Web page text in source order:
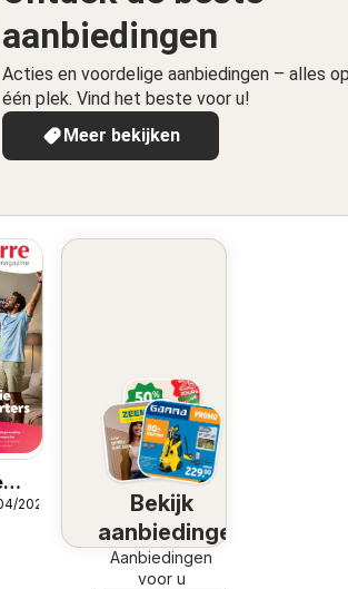
aanbiedingen
Acties en voordelige aanbiedingen – alles
één plek. Vind het beste voor u!
Meer bekijken
2026
Bekijk
aanbiedingen
Aanbiedingen
voor u